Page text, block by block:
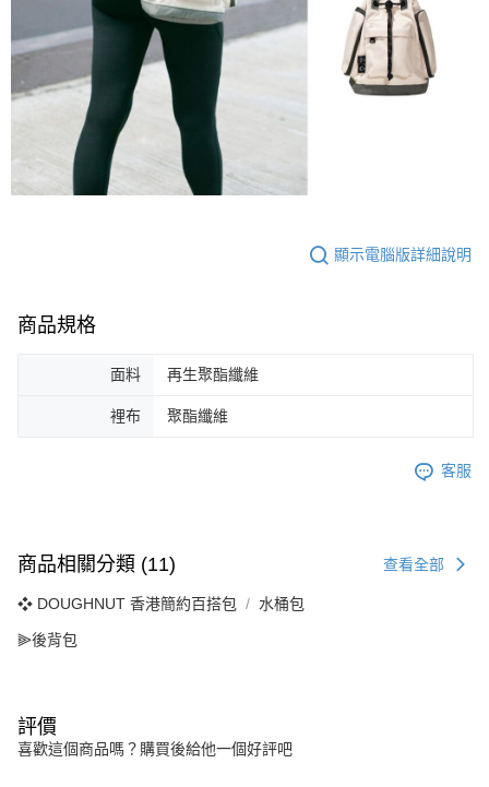
顯示電腦版詳細說明
商品規格
面料 再生聚酯纖維
裡布 聚酯纖維
客服
商品相關分類 (11) 查看全部
❖ DOUGHNUT 香港簡約百搭包 水桶包
⫸後背包
評價
喜歡這個商品嗎？購買後給他一個好評吧